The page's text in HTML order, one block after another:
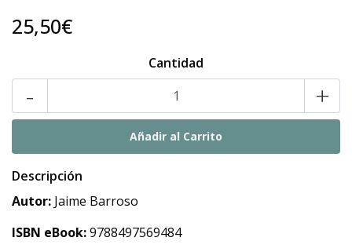
25,50€
Cantidad
- +
Descripción
Autor: Jaime Barroso
ISBN eBook:9788497569484